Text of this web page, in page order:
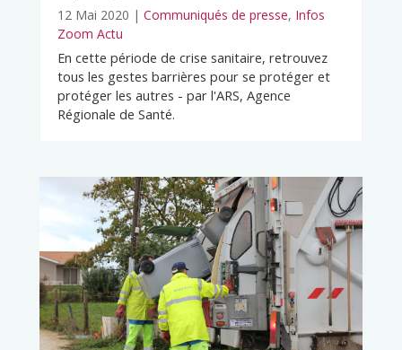
12 Mai 2020 | Communiqués de presse, Infos
Zoom Actu
En cette période de crise sanitaire, retrouvez
tous les gestes barrières pour se protéger et
protéger les autres - par l'ARS, Agence
Régionale de Santé.